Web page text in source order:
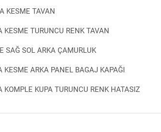
KESME TAVAN
TURUNCU RENK TAVAN
SAĞ SOL ARKA ÇAMURLUK
ARKA PANEL BAGAJ KAPAĞI
KOMPLE KUPA TURUNCU RENK HATASIZ